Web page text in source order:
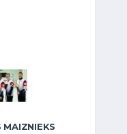
MAIZNIEKS